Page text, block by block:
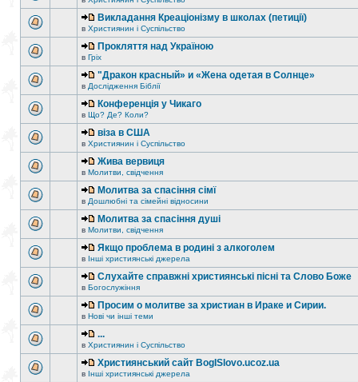
Викладання Креаціонізму в школах (петиції)
в Християнин і Суспільство
Прокляття над Україною
в Гріх
"Дракон красный» и «Жена одетая в Солнце»
в Дослідження Біблії
Конференція у Чикаго
в Що? Де? Коли?
віза в США
в Християнин і Суспільство
Жива вервиця
в Молитви, свідчення
Молитва за спасіння сімї
в Дошлюбні та сімейні відносини
Молитва за спасіння душі
в Молитви, свідчення
Якщо проблема в родині з алкоголем
в Інші християнські джерела
Слухайте справжні християнські пісні та Слово Боже
в Богослужіння
Просим о молитве за христиан в Ираке и Сирии.
в Нові чи інші теми
...
в Християнин і Суспільство
Християнський сайт BogISlovo.ucoz.ua
в Інші християнські джерела